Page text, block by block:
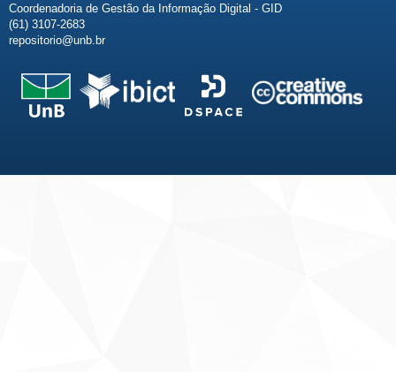
Coordenadoria de Gestão da Informação Digital - GID
(61) 3107-2683
repositorio@unb.br